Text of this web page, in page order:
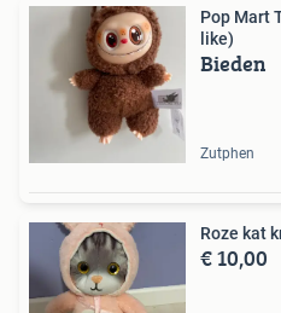
Pop Mart
like)
Bieden
Zutphen
Roze kat
€ 10,00